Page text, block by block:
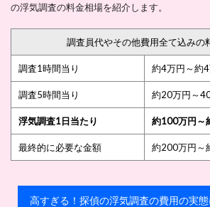
の浮気調査の料金相場を紹介します。
調査員代やその他費用全て込みの
調査1時間当り 約4万円～約
調査5時間当り 約20万円～
浮気調査1日当たり 約100万円～
最終的に必要な金額 約200万円～
高すぎる！探偵の浮気調査の費用の実